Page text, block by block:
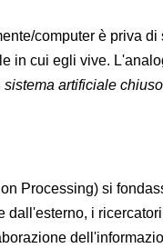
computer è priva
in cui egli vive.
sistema artificiale chiuso
Processing) si
i